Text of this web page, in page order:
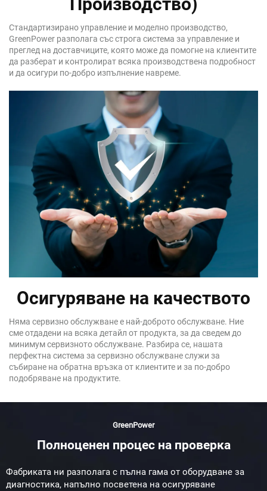
Стандартизирано управление и моделно производство,
GreenPower разполага със строга система за управление и
преглед на доставчиците, която може да помогне на клиентите
да разберат и контролират всяка производствена подробност
и да осигури по-добро изпълнение навреме.
Осигуряване на качеството
Няма сервизно обслужване е най-доброто обслужване. Ние
сме отдадени на всяка детайл от продукта, за да сведем до
минимум сервизното обслужване. Разбира се, нашата
перфектна система за сервизно обслужване служи за
събиране на обратна връзка от клиентите и за по-добро
подобряване на продуктите.
GreenPower
Полноценен процес на проверка
Фабриката ни разполага с пълна гама от оборудване за
диагностика, напълно посветена на осигуряване